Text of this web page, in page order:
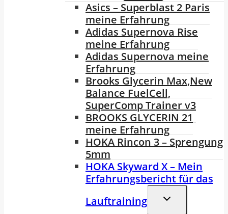
Asics – Superblast 2 Paris
meine Erfahrung
Adidas Supernova Rise
meine Erfahrung
Adidas Supernova meine
Erfahrung
Brooks Glycerin Max,New
Balance FuelCell,
SuperComp Trainer v3
BROOKS GLYCERIN 21
meine Erfahrung
HOKA Rincon 3 – Sprengung
5mm
HOKA Skyward X – Mein
Erfahrungsbericht für das
Lauftraining
Untermenü